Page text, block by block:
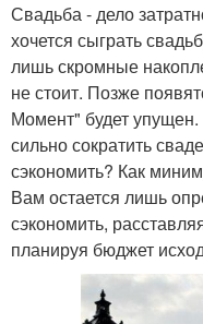
Свадьба - дело
хочется сыграть
лишь скромные
не стоит. Позже
Момент" будет
сильно сократить
сэкономить? Как
Вам остается лишь
сэкономить,
планируя бюджет